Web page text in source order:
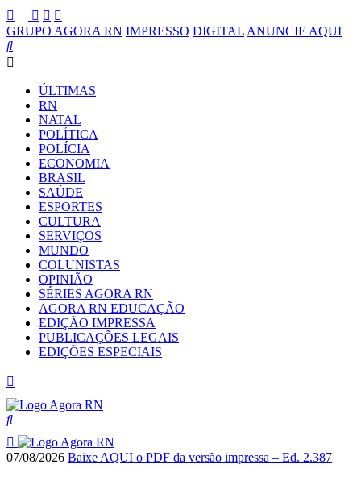
GRUPO AGORA RN IMPRESSO DIGITAL ANUNCIE AQUI
ÚLTIMAS
RN
NATAL
POLÍTICA
POLÍCIA
ECONOMIA
BRASIL
SAÚDE
ESPORTES
CULTURA
SERVIÇOS
MUNDO
COLUNISTAS
OPINIÃO
SÉRIES AGORA RN
AGORA RN EDUCAÇÃO
EDIÇÃO IMPRESSA
PUBLICAÇÕES LEGAIS
EDIÇÕES ESPECIAIS
07/08/2026 Baixe AQUI o PDF da versão impressa – Ed. 2.387